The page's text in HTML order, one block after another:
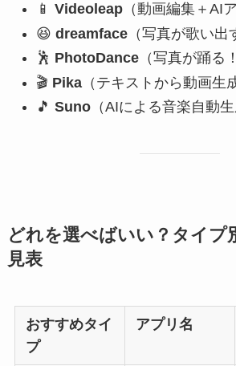
📱 Videoleap（動画編集＋AI
😆 dreamface（写真が歌い出
🕺 PhotoDance（写真が踊る
🎬 Pika（テキストから動画生
🎵 Suno（AIによる音楽自動生
どれを選べばいい？タイプ
見表
おすすめタイ
プ
アプリ名